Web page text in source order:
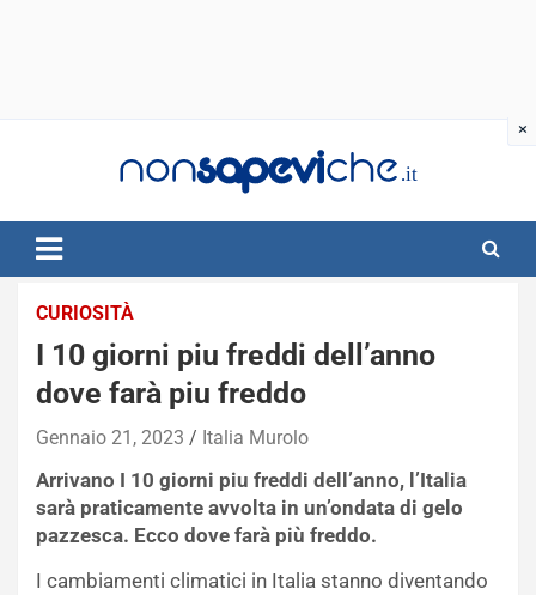
CURIOSITÀ
I 10 giorni piu freddi dell’anno
dove farà piu freddo
Gennaio 21, 2023 Italia Murolo
Arrivano I 10 giorni piu freddi dell’anno, l’Italia
sarà praticamente avvolta in un’ondata di gelo
pazzesca. Ecco dove farà più freddo.
I cambiamenti climatici in Italia stanno diventando